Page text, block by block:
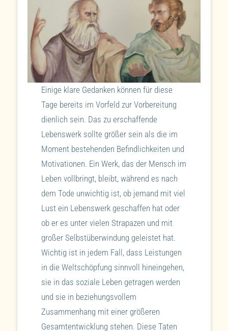
Einige klare Gedanken können für diese
Tage bereits im Vorfeld zur Vorbereitung
dienlich sein. Das zu erschaffende
Lebenswerk sollte größer sein als die im
Moment bestehenden Befindlichkeiten und
Motivationen. Ein Werk, das der Mensch im
Leben vollbringt, bleibt, während es nach
dem Tode unwichtig ist, ob jemand mit viel
Lust ein Lebenswerk geschaffen hat oder
ob er es unter vielen Strapazen und mit
großer Selbstüberwindung geleistet hat.
Wichtig ist in jedem Fall, dass Leistungen
in die Weltschöpfung sinnvoll hineingehen,
sie in das soziale Leben getragen werden
und sie in beziehungsvollem
Zusammenhang mit einer größeren
Gesamtentwicklung stehen. Diese Taten